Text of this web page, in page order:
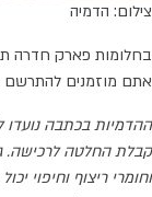
צילום: הדמיה
אתם מוזמנים
ההדמיות בכתבה נועדו
קבלת החלטה לרכישה.
וחומרי ריצוף וחיפוי